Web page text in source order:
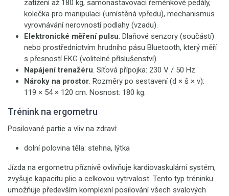
zatížení až 180 kg, samonastavovací řeménkové pedály,
kolečka pro manipulaci (umístěná vpředu), mechanismus
vyrovnávání nerovností podlahy (vzadu).
Elektronické měření pulsu. Dlaňové senzory (součástí)
nebo prostřednictvím hrudního pásu Bluetooth, který měří
s přesností EKG (volitelné příslušenství).
Napájení trenažéru. Síťová přípojka: 230 V / 50 Hz.
Nároky na prostor. Rozměry po sestavení (d × š × v):
119 × 54 × 120 cm. Nosnost: 180 kg.
Trénink na ergometru
Posilované partie a vliv na zdraví:
dolní polovina těla: stehna, lýtka
Jízda na ergometru příznivě ovlivňuje kardiovaskulární systém,
zvyšuje kapacitu plic a celkovou vytrvalost. Tento typ tréninku
umožňuje především komplexní posilování všech svalových